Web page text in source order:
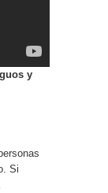
y
Si